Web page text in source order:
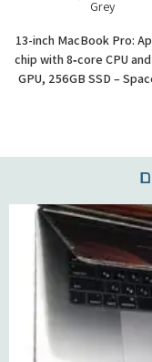
13-inch MacBook Pro:
chip with 8‑core CPU
GPU, 256GB SSD –